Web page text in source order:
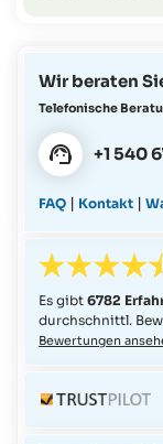
Wir beraten
Telefonische
+1 540
FAQ | Kontakt |
Es gibt6782
durchschnittl.
Bewertungen